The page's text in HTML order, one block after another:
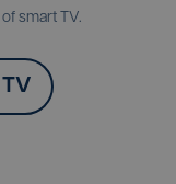
smart TV.